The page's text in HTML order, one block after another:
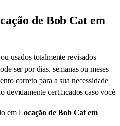
de Bob Cat em
usados totalmente revisados
ser por dias, semanas ou meses
correto para a sua necessidade
devidamente certificados caso você
em Locação de Bob Cat em